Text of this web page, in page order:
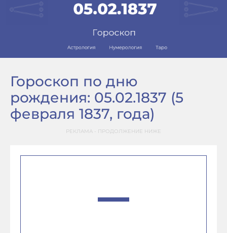
Гороскоп по дню
рождения: 05.02.1837 (5
февраля 1837, года)
РЕКЛАМА - ПРОДОЛЖЕНИЕ НИЖЕ
–